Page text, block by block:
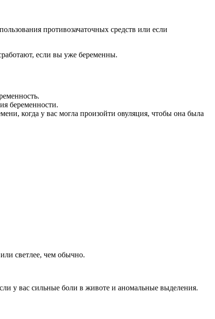
противозачаточных средств или если
если вы уже беременны.
беременности.
когда у вас могла произойти овуляция, чтобы она была
светлее, чем обычно.
у вас сильные боли в животе и аномальные выделения.